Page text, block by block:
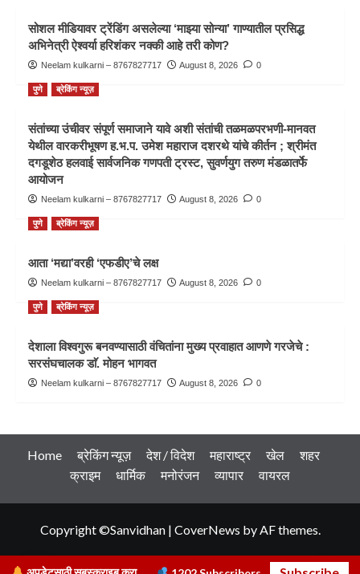
सोशल मीडियावर ट्रेंडिंग असलेल्या ‘माझ्या सोन्या’ गाण्यातील प्रसिद्ध
अभिनेत्री ऐश्वर्या हरिशंकर नक्की आहे तरी कोण?
Neelam kulkarni – 8767827717 August 8, 2026 0
पुणे ब्रेकिंग न्यूज़
संतांच्या उंचीवर संपूर्ण समाजाने यावे अशी संतांची तळमळपरभणी-मानवत
येथील वारकरीभूषण ह.भ.प. उमेश महाराज दशरथे यांचे कीर्तन ; श्रीमंत
दगडूशेठ हलवाई सार्वजनिक गणपती ट्रस्ट, सुवर्णयुग तरुण मंडळातर्फे
आयोजन
Neelam kulkarni – 8767827717 August 8, 2026 0
पुणे ब्रेकिंग न्यूज़
आता ‘मद्या’वरही ‘एफडीए’चे लक्ष
Neelam kulkarni – 8767827717 August 8, 2026 0
पुणे ब्रेकिंग न्यूज़
देशाला विश्वगुरू बनवण्यासाठी वंचितांना मुख्य प्रवाहात आणणे गरजेचे :
सरसंघचालक डाॅ. मोहन भागवत
Neelam kulkarni – 8767827717 August 8, 2026 0
Home ब्रेकिंग न्यूज़ देश / विदेश महाराष्ट्र खेल
शहर
क्राइम
धार्मिक मनोरंजन व्यापार वायरल
Copyright ©Sanvidhan | CoverNews by AF themes.